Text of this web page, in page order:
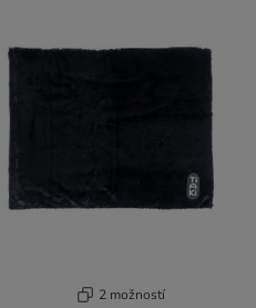
2 možností